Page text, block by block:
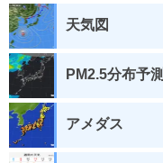
天気図
PM2.5分布予測
アメダス